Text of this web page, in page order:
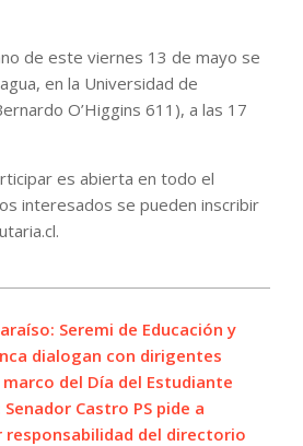
de este viernes 13 de mayo se
en la Universidad de
O’Higgins 611), a las 17
es abierta en todo el
interesados se pueden inscribir
Seremi de Educación y
dialogan con dirigentes
del Día del Estudiante
Castro PS pide a
responsabilidad del directorio